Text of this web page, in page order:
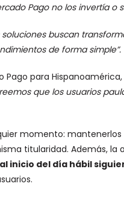
Pago no los invertía o
soluciones buscan
de forma simple”.
para
que los usuarios
momento:
titularidad. Además, la
inicio del día hábil